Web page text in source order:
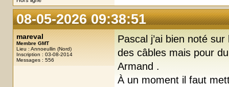
08-05-2026 09:38:51
mareval
Membre GMT
Lieu : Annoeullin (Nord)
Inscription : 03-08-2014
Messages : 556
Pascal j’ai bien noté
des câbles mais pour
Armand .
À un moment il faut